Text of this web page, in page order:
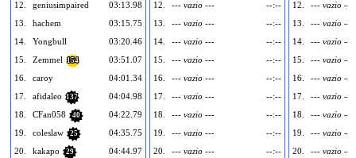
12.
geniusimpaired
03:13.98
13.
hachem
03:15.75
14.
Yongbull
03:20.46
15.
Zemmel 154
03:51.07
16.
caroy
04:01.34
17.
afidaleo 137
04:04.98
18.
CFan058 40
04:22.79
19.
coleslaw 25
04:35.75
20.
kakapo 29 04:44.97
12.
--- vazio ---
--:--
13.
--- vazio ---
--:--
14.
--- vazio ---
--:--
15.
--- vazio ---
--:--
16.
--- vazio ---
--:--
17.
--- vazio ---
--:--
18.
--- vazio ---
--:--
19.
--- vazio ---
--:--
20.
--- vazio --- --:--
12.
--- vazio ---
13.
--- vazio ---
14.
--- vazio ---
15.
--- vazio ---
16.
--- vazio ---
17.
--- vazio ---
18.
--- vazio ---
19.
--- vazio ---
20.
--- vazio ---